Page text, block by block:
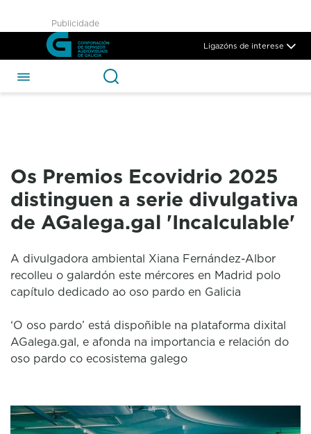
Skip to Main Content
Os Premios Ecovidrio 2025
Publicidade
Ligazóns de interese
Os Premios Ecovidrio 2025
distinguen a serie divulgativa
de AGalega.gal 'Incalculable'
A divulgadora ambiental Xiana Fernández-Albor
recolleu o galardón este mércores en Madrid polo
capítulo dedicado ao oso pardo en Galicia
‘O oso pardo’ está dispoñible na plataforma dixital
AGalega.gal, e afonda na importancia e relación do
oso pardo co ecosistema galego